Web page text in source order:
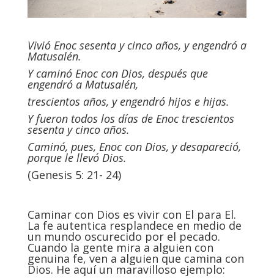
Vivió Enoc sesenta y cinco años, y engendró a
Matusalén.
Y caminó Enoc con Dios, después que
engendró a Matusalén,
trescientos años, y engendró hijos e hijas.
Y fueron todos los días de Enoc trescientos
sesenta y cinco años.
Caminó, pues, Enoc con Dios, y desapareció,
porque le llevó Dios.
(Genesis 5: 21- 24)
Caminar con Dios es vivir con El para El.
La fe autentica resplandece en medio de
un mundo oscurecido por el pecado.
Cuando la gente mira a alguien con
genuina fe, ven a alguien que camina con
Dios. He aquí un maravilloso ejemplo: